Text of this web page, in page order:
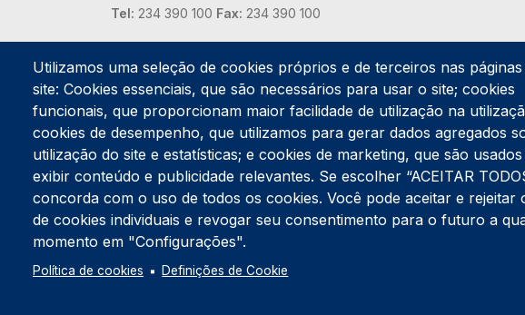
Tel: 234 390 100 Fax: 234 390 100
Endereço Postal
Apartado 42
Rua Gil Eanes 31
3834-908 Gafanha da Nazaré
Estúdios
Rua Prior Guerra
Edifício do Centro Cultural da Gafanha da Nazaré
3830-556 Gafanha da Nazaré
Utilizamos uma seleção de cookies próprios e de terceiros nas páginas
site: Cookies essenciais, que são necessários para usar o site; cookies
funcionais, que proporcionam maior facilidade de utilização na
cookies de desempenho, que utilizamos para gerar dados agregados
utilização do site e estatísticas; e cookies de marketing, que são
exibir conteúdo e publicidade relevantes. Se escolher “ACEITAR
concorda com o uso de todos os cookies. Você pode aceitar e rejeitar
de cookies individuais e revogar seu consentimento para o futuro a
momento em "Configurações".
Política de cookies Definições de Cookie